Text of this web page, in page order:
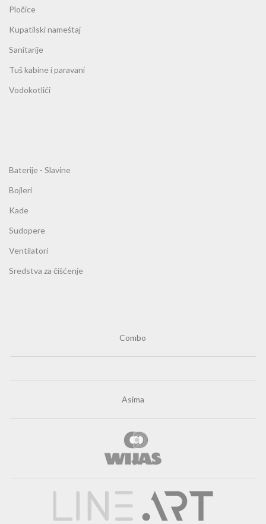
Pločice
Kupatilski nameštaj
Sanitarije
Tuš kabine i paravani
Vodokotlići
Baterije - Slavine
Bojleri
Kade
Sudopere
Ventilatori
Sredstva za čišćenje
Combo
Asima